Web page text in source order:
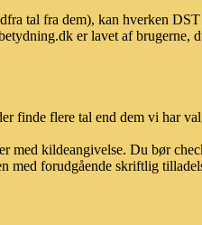
tal fra dem), kan hverken
er lavet af brugerne,
finde flere tal end dem vi har
med kildeangivelse. Du bør
med forudgående skriftlig